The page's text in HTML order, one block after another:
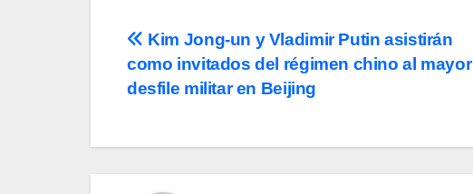
Navegación
de
Kim Jong-un y Vladimir Putin asistirán
como invitados del régimen chino al mayor
desfile militar en Beijing